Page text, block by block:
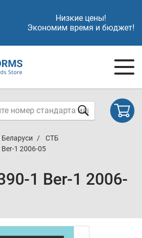
Низкие цены!
Экономим время и бюджет!
СТБ
Ber-1 2006-05
1 Ber-1 2006-